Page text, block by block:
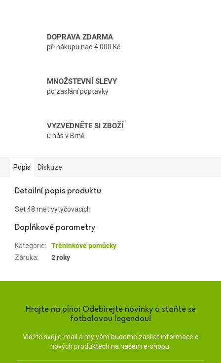
DOPRAVA ZDARMA
při nákupu nad 4 000 Kč
MNOŽSTEVNÍ SLEVY
po zaslání poptávky
VYZVEDNĚTE SI ZBOŽÍ
u nás v Brně
Popis Diskuze
Detailní popis produktu
Set 48 met vytyčovacích
Doplňkové parametry
Kategorie:
Tréninkové pomůcky
Záruka: 2 roky
Hrajte na plno: Odebírejte novinky a staňte se
fotbalovou legendou!
Vložte svůj e-mail a my vám budeme zasílat informace o
nových produktech na našem e-shopu.